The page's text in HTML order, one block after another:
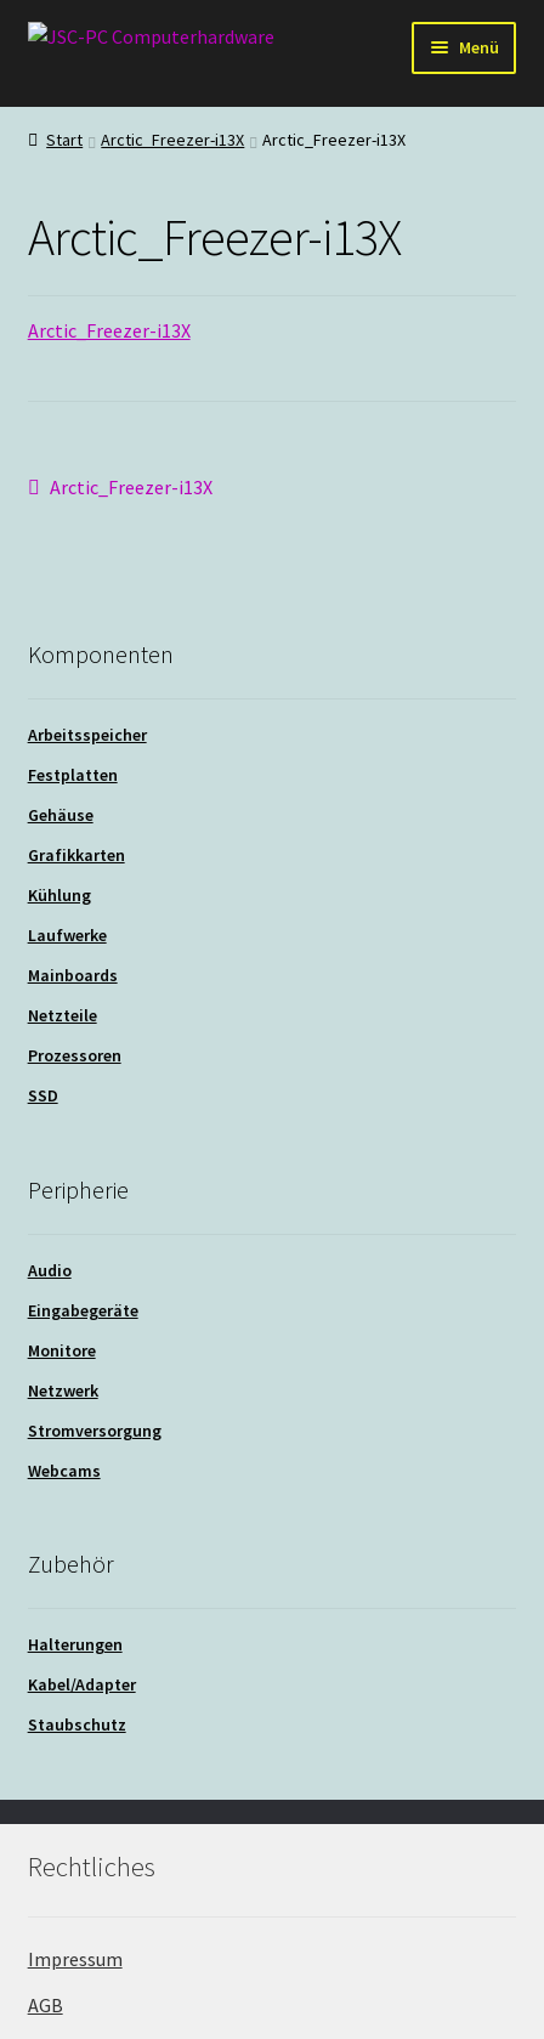
Zur
Zum
Menü
Hardware
Staubschutz
Start Arctic_Freezer-i13X Arctic_Freezer-i13X
Arctic_Freezer-i13X
Arctic_Freezer-i13X
Beitragsnavigation
Vorheriger
Arctic_Freezer-i13X
Komponenten
Arbeitsspeicher
Festplatten
Gehäuse
Grafikkarten
Kühlung
Laufwerke
Mainboards
Netzteile
Prozessoren
SSD
Peripherie
Audio
Eingabegeräte
Monitore
Netzwerk
Stromversorgung
Webcams
Zubehör
Halterungen
Kabel/Adapter
Staubschutz
Rechtliches
Impressum
AGB